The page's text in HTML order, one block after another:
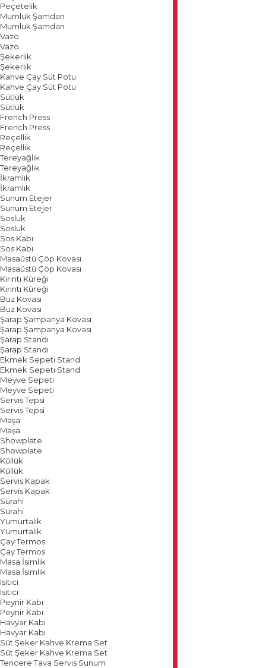
Peçetelik
Mumluk Şamdan
Mumluk Şamdan
Vazo
Vazo
Şekerlik
Şekerlik
Kahve Çay Süt Potu
Kahve Çay Süt Potu
Sütlük
Sütlük
French Press
French Press
Reçellik
Reçellik
Tereyağlık
Tereyağlık
İkramlık
İkramlık
Sunum Etejer
Sunum Etejer
Sosluk
Sosluk
Sos Kabı
Sos Kabı
Masaüstü Çöp Kovası
Masaüstü Çöp Kovası
Kırıntı Küreği
Kırıntı Küreği
Buz Kovası
Buz Kovası
Şarap Şampanya Kovası
Şarap Şampanya Kovası
Şarap Standı
Şarap Standı
Ekmek Sepeti Stand
Ekmek Sepeti Stand
Meyve Sepeti
Meyve Sepeti
Servis Tepsi
Servis Tepsi
Maşa
Maşa
Showplate
Showplate
Küllük
Küllük
Servis Kapak
Servis Kapak
Sürahi
Sürahi
Yumurtalık
Yumurtalık
Çay Termos
Çay Termos
Masa İsimlik
Masa İsimlik
Isıtıcı
Isıtıcı
Peynir Kabı
Peynir Kabı
Havyar Kabı
Havyar Kabı
Süt Şeker Kahve Krema Set
Süt Şeker Kahve Krema Set
Tencere Tava Servis Sunum